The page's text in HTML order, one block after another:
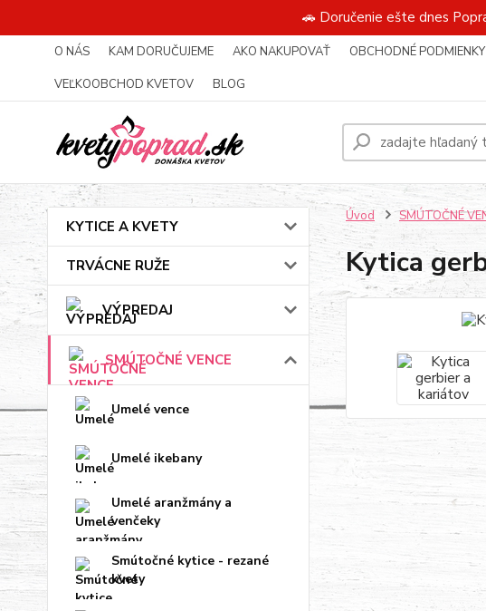
🚗 Doručenie ešte dnes
O NÁS KAM DORUČUJEME AKO NAKUPOVAŤ OBCHODNÉ
VEĽKOOBCHOD KVETOV
BLOG
KYTICE A KVETY
TRVÁCNE RUŽE
VÝPREDAJ
SMÚTOČNÉ VENCE
Umelé vence
Umelé ikebany
Umelé aranžmány a
venčeky
Smútočné kytice - rezané
kvety
Úvod SMÚTOČNÉ
Kytica